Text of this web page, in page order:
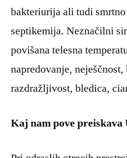
bakteriurija ali tudi
septikemija. Neznačilni
povišana telesna
napredovanje,
razdražljivost, bledica,
Kaj nam pove